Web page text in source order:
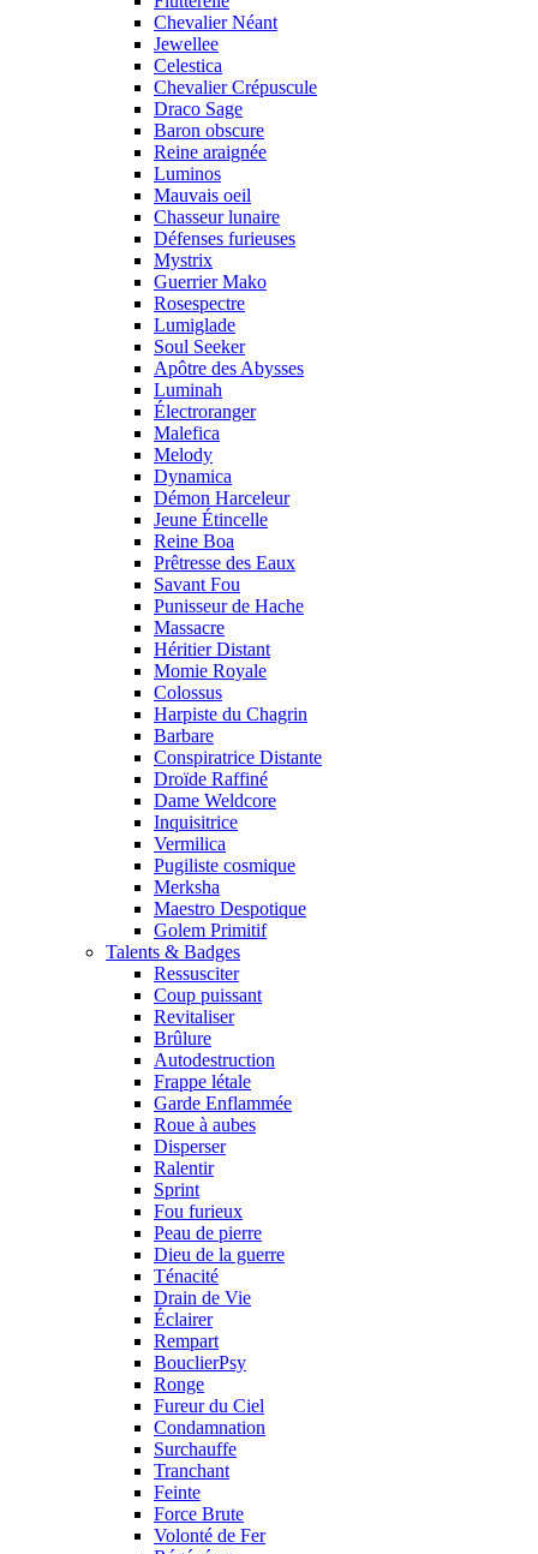
Chevalier Néant
Jewellee
Celestica
Chevalier Crépuscule
Draco Sage
Baron obscure
Reine araignée
Luminos
Mauvais oeil
Chasseur lunaire
Défenses furieuses
Mystrix
Guerrier Mako
Rosespectre
Lumiglade
Soul Seeker
Apôtre des Abysses
Luminah
Électroranger
Malefica
Melody
Dynamica
Démon Harceleur
Jeune Étincelle
Reine Boa
Prêtresse des Eaux
Savant Fou
Punisseur de Hache
Massacre
Héritier Distant
Momie Royale
Colossus
Harpiste du Chagrin
Barbare
Conspiratrice Distante
Droïde Raffiné
Dame Weldcore
Inquisitrice
Vermilica
Pugiliste cosmique
Merksha
Maestro Despotique
Golem Primitif
Talents & Badges
Ressusciter
Coup puissant
Revitaliser
Brûlure
Autodestruction
Frappe létale
Garde Enflammée
Roue à aubes
Disperser
Ralentir
Sprint
Fou furieux
Peau de pierre
Dieu de la guerre
Ténacité
Drain de Vie
Éclairer
Rempart
BouclierPsy
Ronge
Fureur du Ciel
Condamnation
Surchauffe
Tranchant
Feinte
Force Brute
Volonté de Fer